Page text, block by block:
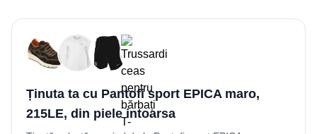
Ținuta ta cu Pantofi sport EPICA maro,
215LE, din piele intoarsa